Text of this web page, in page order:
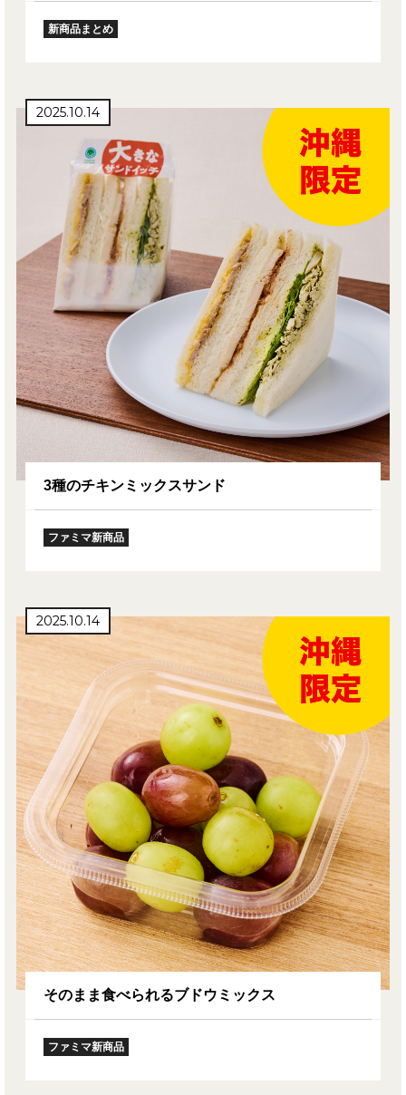
新商品まとめ
2025.10.14
3種のチキンミックスサンド
ファミマ新商品
2025.10.14
そのまま食べられるブドウミックス
ファミマ新商品